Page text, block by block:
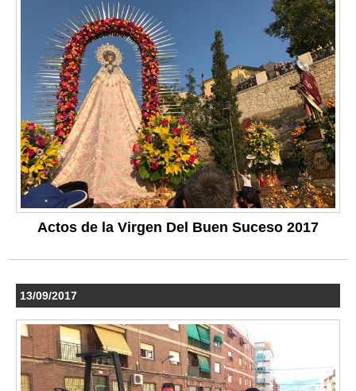
Actos de la Virgen Del Buen Suceso 2017
13/09/2017